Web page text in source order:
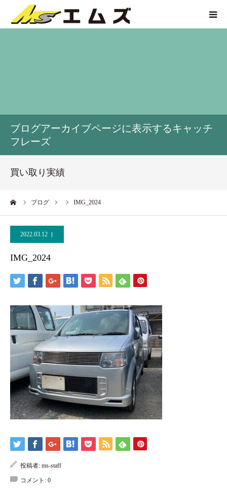
ブログアーカイブページに表示するキャッチ
フレーズ
買い取り実績
ブログ IMG_2024
2022.03.12
IMG_2024
投稿者: ms-staff
コメント: 0
サービス紹介
お問い合わせ